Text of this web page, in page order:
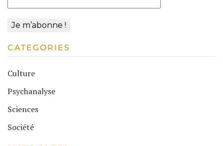
CATEGORIES
Culture
Psychanalyse
Sciences
Société